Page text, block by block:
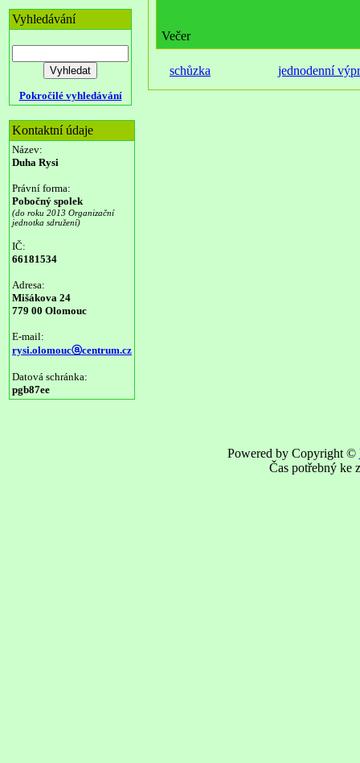
Vyhledávání
Pokročilé vyhledávání
Kontaktní údaje
Název:
Duha Rysi
Právní forma:
Pobočný spolek
(do roku 2013 Organizační
jednotka sdružení)
IČ:
66181534
Adresa:
Mišákova 24
779 00 Olomouc
E-mail:
rysi.olomoucⓐcentrum.cz
Datová schránka:
pgb87ee
Večer
schůzka jednodenní
Powered by Copyright ©
Čas potřebný ke